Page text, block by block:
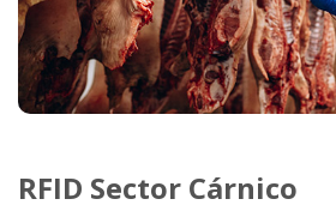
RFID Sector Cárnico